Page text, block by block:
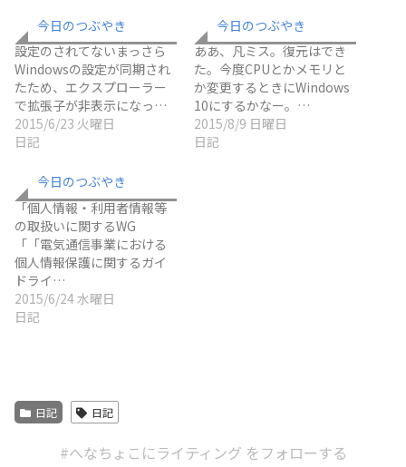
今日のつぶやき
設定のされてないまっさら
Windowsの設定が同期され
たため、エクスプローラー
で拡張子が非表示になっ…
2015/6/23 火曜日
日記
今日のつぶやき
ああ、凡ミス。復元はでき
た。今度CPUとかメモリと
か変更するときにWindows
10にするかなー。…
2015/8/9 日曜日
日記
今日のつぶやき
「個人情報・利用者情報等
の取扱いに関するWG
「「電気通信事業における
個人情報保護に関するガイ
ドライ…
2015/6/24 水曜日
日記
日記 日記
#へなちょこにライティング をフォローする